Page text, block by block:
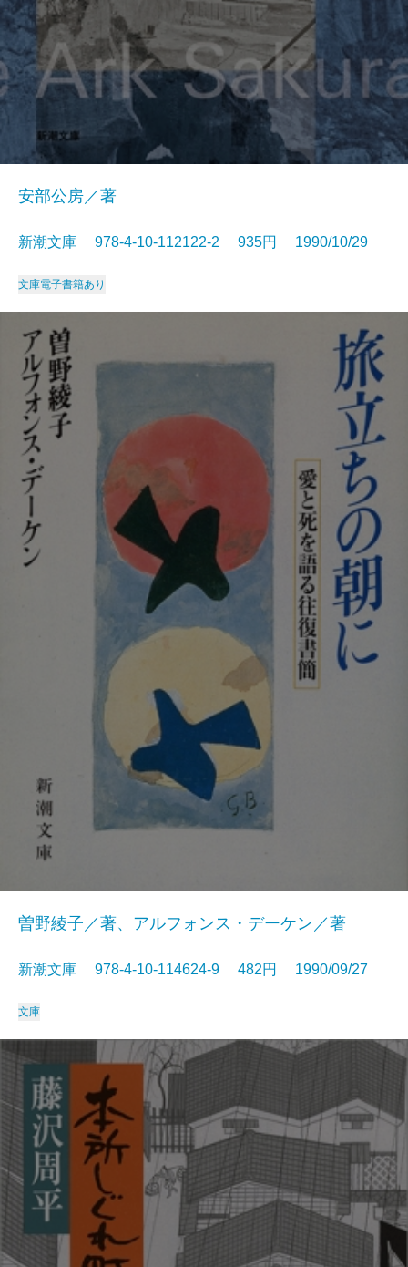
安部公房／著
新潮文庫 978-4-10-112122-2 935円 1990/10/29
文庫電子書籍あり
曽野綾子／著、アルフォンス・デーケン／著
新潮文庫 978-4-10-114624-9 482円 1990/09/27
文庫